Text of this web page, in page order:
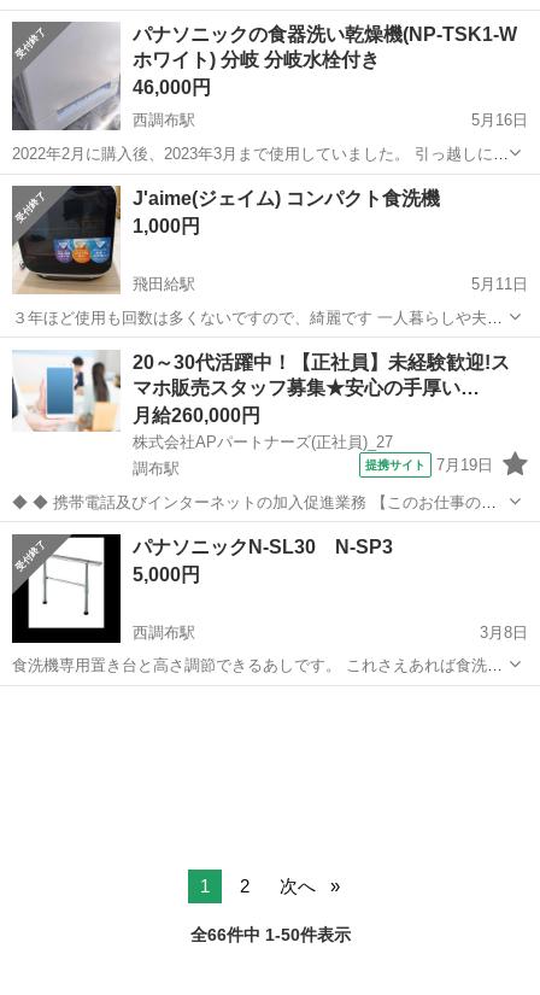
TH2_spec.html 2023年7月8日前後〜7月15日で直接お渡しできる方で
お譲り先を...
東京 調布市 調布駅 キッチン家電 食洗機
パナソニックの食器洗い乾燥機(NP-TSK1-W
ホワイト) 分岐 分岐水栓付き
46,000円
西調布駅
5月16日
2022年2月に購入後、2023年3月まで使用していました。 引っ越しに伴
い出品します。 分岐水栓おまけでおつけいたします。 動作確認済みで
す。 キズは、左ボディにすりキズがある以外キレイな状態かと思いま
す。 クリーニ...
東京 調布市 キッチン家電 TSK
J'aime(ジェイム) コンパクト食洗機
1,000円
飛田給駅
5月11日
３年ほど使用も回数は多くないですので、綺麗です 一人暮らしや夫婦
二人での生活の方は便利 水道管工事不要のタンク給水タイプの食洗
機、写真には映ってないですが、付属の排水ホースと給水ポットなど
ついてます お値下げなどコメント...
東京 調布市 飛田給駅 キッチン家電 食洗機
20～30代活躍中！【正社員】未経験歓迎!ス
マホ販売スタッフ募集★安心の手厚い…
月給260,000円
株式会社APパートナーズ(正社員)_27
調布駅
提携サイト 7月19日
◆ ◆ 携帯電話及びインターネットの加入促進業務 【このお仕事のお
すすめポイント】 ・ゼロからでも始められる充実の研修制度！ ・分か
らないことは先輩スタッフにすぐ聞ける！手厚いサポート体制あり！
・働きやすい環境で長く...
東京 調布市 調布駅 携帯ショップ
パナソニックN-SL30 N-SP3
5,000円
西調布駅
3月8日
食洗機専用置き台と高さ調節できるあしです。 これさえあれば食洗機
は、どんなキッチンでもおけるかと思います。 1年使用しました中古
1 2 次へ
全66件中 1-50件表示